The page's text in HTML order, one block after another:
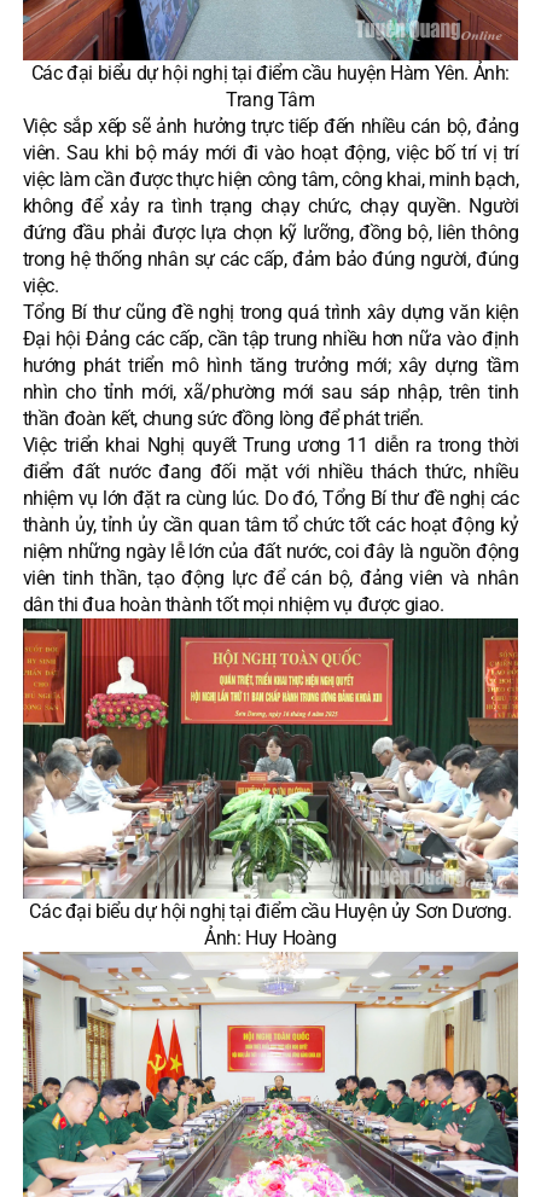
Các đại biểu dự hội nghị tại điểm cầu huyện Hàm Yên. Ảnh:
Trang Tâm
Việc sắp xếp sẽ ảnh hưởng trực tiếp đến nhiều cán bộ, đảng
viên. Sau khi bộ máy mới đi vào hoạt động, việc bố trí vị trí
việc làm cần được thực hiện công tâm, công khai, minh bạch,
không để xảy ra tình trạng chạy chức, chạy quyền. Người
đứng đầu phải được lựa chọn kỹ lưỡng, đồng bộ, liên thông
trong hệ thống nhân sự các cấp, đảm bảo đúng người, đúng
việc.
Tổng Bí thư cũng đề nghị trong quá trình xây dựng văn kiện
Đại hội Đảng các cấp, cần tập trung nhiều hơn nữa vào định
hướng phát triển mô hình tăng trưởng mới; xây dựng tầm
nhìn cho tỉnh mới, xã/phường mới sau sáp nhập, trên tinh
thần đoàn kết, chung sức đồng lòng để phát triển.
Việc triển khai Nghị quyết Trung ương 11 diễn ra trong thời
điểm đất nước đang đối mặt với nhiều thách thức, nhiều
nhiệm vụ lớn đặt ra cùng lúc. Do đó, Tổng Bí thư đề nghị các
thành ủy, tỉnh ủy cần quan tâm tổ chức tốt các hoạt động kỷ
niệm những ngày lễ lớn của đất nước, coi đây là nguồn động
viên tinh thần, tạo động lực để cán bộ, đảng viên và nhân
dân thi đua hoàn thành tốt mọi nhiệm vụ được giao.
Các đại biểu dự hội nghị tại điểm cầu Huyện ủy Sơn Dương.
Ảnh: Huy Hoàng